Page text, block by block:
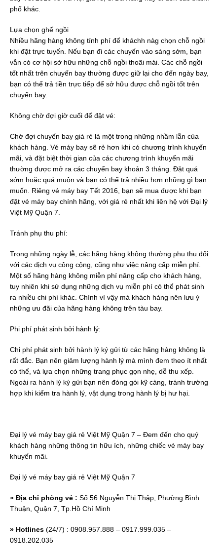
phố khác.
Lựa chọn ghế ngồi
Nhiều hãng hàng không tính phí để kháchh nàg chọn chỗ ngồi
khi đặt trực tuyến. Nếu bạn đi các chuyến vào sáng sớm, bạn
vẫn có cơ hội sở hữu những chỗ ngồi thoãi mái. Các chỗ ngồi
tốt nhất trên chuyến bay thường được giữ lại cho đến ngày bay,
bạn có thể trả tiền trực tiếp để sở hữu được chỗ ngồi tốt trên
chuyến bay.
Không chờ đợi giờ cuối để đặt vé:
Chờ đợi chuyến bay giá rẻ là một trong những nhầm lẫn của
khách hàng. Vé máy bay sẽ rẻ hơn khi có chương trình khuyến
mãi, và đặt biệt thời gian của các chương trình khuyến mãi
thường được mở ra các chuyến bay khoản 3 tháng. Đặt quá
sớm hoặc quá muộn và bạn có thể trả nhiều hơn những gì bạn
muốn. Riêng vé máy bay Tết 2016, bạn sẽ mua được khi bạn
đặt vé máy bay chính hãng, với giá rẻ nhất khi liên hệ với Đại lý
Việt Mỹ Quận 7.
Tránh phụ thu phí:
Trong những ngày lễ, các hãng hàng không thường phụ thu đối
với các dịch vụ công cộng, cũng như việc nâng cấp miễn phí.
Một số hãng hàng không miễn phí nâng cấp cho khách hàng,
tuy nhiên khi sử dụng những dịch vụ miễn phí có thể phát sinh
ra nhiều chi phí khác. Chính vì vậy mà khách hàng nên lưu ý
những ưu đãi của hãng hàng không trên tàu bay.
Phi phí phát sinh bởi hành lý:
Chi phí phát sinh bởi hành lý ký gửi từ các hãng hàng không là
rất đắc. Bạn nên giảm lượng hành lý mà mình đem theo ít nhất
có thể, và lựa chọn những trang phục gọn nhẹ, dễ thu xếp.
Ngoài ra hành lý ký gửi bạn nên đóng gói kỹ càng, tránh trường
hợp khi kiểm tra hành lý, vật dụng trong hành lý bị hư hại.
Đại lý vé máy bay giá rẻ Việt Mỹ Quận 7 – Đem đến cho quý
khách hàng những thông tin hữu ích, những chiếc vé máy bay
khuyến mãi.
Đại lý vé máy bay giá rẻ Việt Mỹ Quận 7
» Địa chỉ phòng vé : Số 56 Nguyễn Thị Thập, Phường Bình
Thuận, Quận 7, Tp.Hồ Chí Minh
» Hotlines (24/7) : 0908.957.888 – 0917.999.035 –
0918.202.035